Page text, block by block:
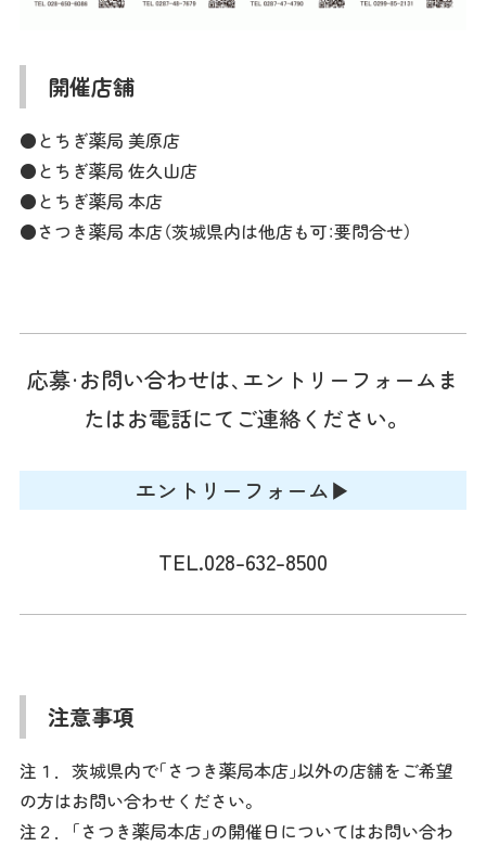
開催店舗
●とちぎ薬局 美原店
●とちぎ薬局 佐久山店
●とちぎ薬局 本店
●さつき薬局 本店（茨城県内は他店も可：要問合せ）
応募・お問い合わせは、エントリーフォームま
たはお電話にてご連絡ください。
エントリーフォーム▶︎
TEL.028-632-8500
注意事項
注１．茨城県内で｢さつき薬局本店｣以外の店舗をご希望
の方はお問い合わせください。
注２．｢さつき薬局本店｣の開催日についてはお問い合わ